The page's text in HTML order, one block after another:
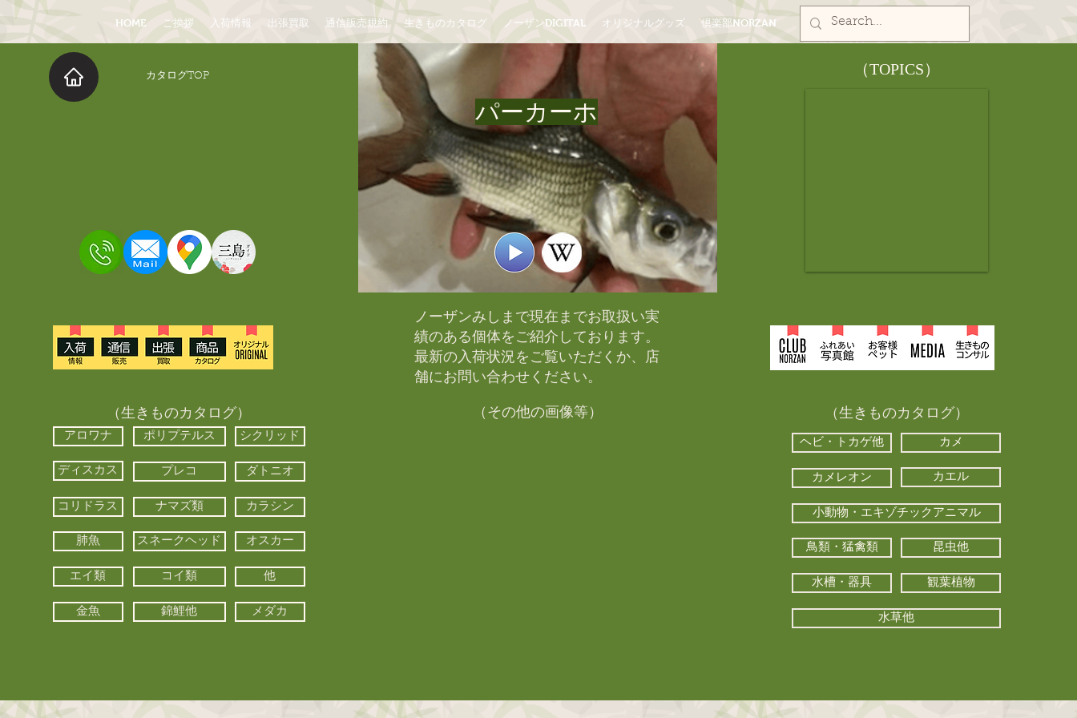
HOME ご挨拶 入荷情報 出張買取 通信販売規約 生きものカタログ ノーザンDIGITAL オリジナルグッズ 倶楽部NORZAN
​カタログTOP
パーカーホ
​（TOPICS）
（生きものカタログ）
アロワナ ポリプテルス シクリッド
ディスカス プレコ ダトニオ
コリドラス ナマズ類 カラシン
肺魚 スネークヘッド オスカー
エイ類 コイ類 他
金魚 錦鯉他 メダカ
ノーザンみしまで現在までお取扱い実
績のある個体をご紹介しております。​
最新の入荷状況をご覧いただくか、店
舗にお問い合わせください。​
（その他の画像等） （生きものカタログ）
ヘビ・トカゲ他 カメ
カメレオン カエル
小動物・エキゾチックアニマル
鳥類・猛禽類 昆虫他
水槽・器具 観葉植物
水草他